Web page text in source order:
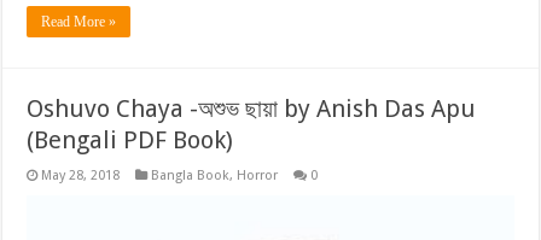
Read More »
Oshuvo Chaya -অশুভ ছায়া by Anish Das Apu
(Bengali PDF Book)
May 28, 2018 Bangla Book, Horror 0